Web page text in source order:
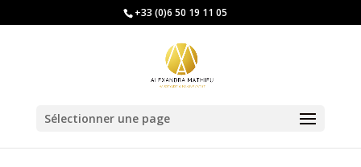
+33 (0)6 50 19 11 05
Sélectionner une page